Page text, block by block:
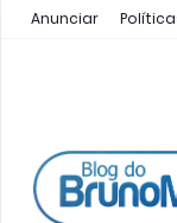
Anunciar